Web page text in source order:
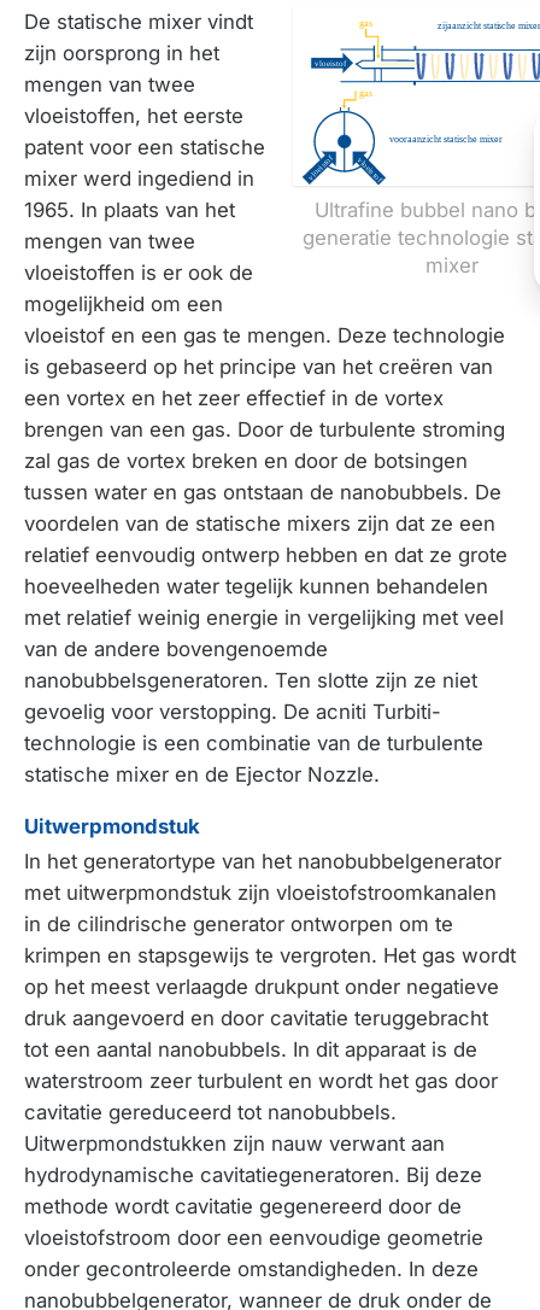
Ultrafine bubbel nano
generatie technologie
mixer
De statische mixer vindt
zijn oorsprong in het
mengen van twee
vloeistoffen, het eerste
patent voor een statische
mixer werd ingediend in
1965. In plaats van het
mengen van twee
vloeistoffen is er ook de
mogelijkheid om een
vloeistof en een gas te mengen. Deze technologie
is gebaseerd op het principe van het creëren van
een vortex en het zeer effectief in de vortex
brengen van een gas. Door de turbulente stroming
zal gas de vortex breken en door de botsingen
tussen water en gas ontstaan de nanobubbels. De
voordelen van de statische mixers zijn dat ze een
relatief eenvoudig ontwerp hebben en dat ze grote
hoeveelheden water tegelijk kunnen behandelen
met relatief weinig energie in vergelijking met veel
van de andere bovengenoemde
nanobubbelsgeneratoren. Ten slotte zijn ze niet
gevoelig voor verstopping. De acniti Turbiti-
technologie is een combinatie van de turbulente
statische mixer en de Ejector Nozzle.
Uitwerpmondstuk
In het generatortype van het nanobubbelgenerator
met uitwerpmondstuk zijn vloeistofstroomkanalen
in de cilindrische generator ontworpen om te
krimpen en stapsgewijs te vergroten. Het gas wordt
op het meest verlaagde drukpunt onder negatieve
druk aangevoerd en door cavitatie teruggebracht
tot een aantal nanobubbels. In dit apparaat is de
waterstroom zeer turbulent en wordt het gas door
cavitatie gereduceerd tot nanobubbels.
Uitwerpmondstukken zijn nauw verwant aan
hydrodynamische cavitatiegeneratoren. Bij deze
methode wordt cavitatie gegenereerd door de
vloeistofstroom door een eenvoudige geometrie
onder gecontroleerde omstandigheden. In deze
nanobubbelgenerator, wanneer de druk onder de